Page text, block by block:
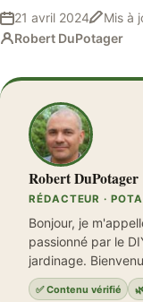
21 avril 2024 Mis à
Robert DuPotager
Robert DuPotager
RÉDACTEUR ·
Bonjour, je
passionné par le
jardinage.
✅ Contenu vérifié